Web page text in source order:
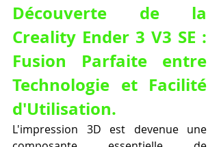
Découverte de la
Creality Ender 3 V3 SE :
Fusion Parfaite entre
Technologie et Facilité
d'Utilisation.
L'impression 3D est devenue une